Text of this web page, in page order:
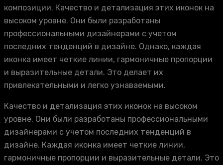
композиции. Качество и детализация этих иконок на
высоком уровне. Они были разработаны
профессиональными дизайнерами с учетом
последних тенденций в дизайне. Однако, каждая
иконка имеет четкие линии, гармоничные пропорции
и выразительные детали. Это делает их
привлекательными и легко узнаваемыми.
Качество и детализация этих иконок на высоком
уровне. Они были разработаны профессиональными
дизайнерами с учетом последних тенденций в
дизайне. Каждая иконка имеет четкие линии,
гармоничные пропорции и выразительные детали. Это